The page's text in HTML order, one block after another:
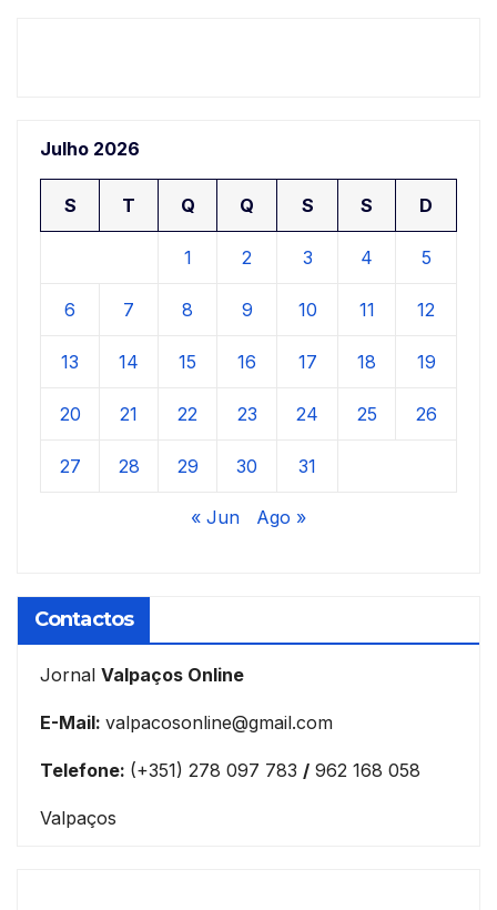
Julho 2026
S T Q Q S S D
1 2 3 4 5
6 7 8 9 10 11 12
13 14 15 16 17 18 19
20 21 22 23 24 25 26
27 28 29 30 31
« Jun Ago »
Contactos
Jornal Valpaços Online
E-Mail: valpacosonline@gmail.com
Telefone: (+351) 278 097 783 / 962 168 058
Valpaços